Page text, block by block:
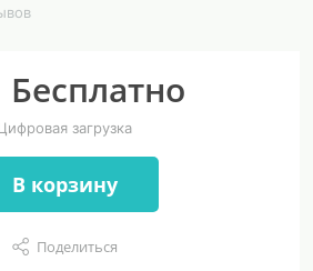
Бесплатно
загрузка
В корзину
Поделиться